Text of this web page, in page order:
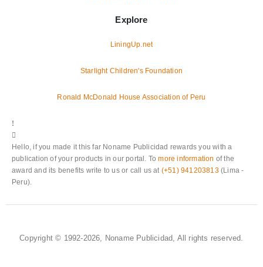
Explore
LiningUp.net
Starlight Children's Foundation
Ronald McDonald House Association of Peru
Hello, if you made it this far Noname Publicidad rewards you with a
publication of your products in our portal. Tomore information of the
award and its benefits write to us or call us at (+51) 941203813(Lima -
Peru).
Copyright © 1992-2026, Noname Publicidad, All rights reserved.